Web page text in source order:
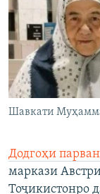
Шавкати
Додгоҳи
маркази
Тоҷикистонро